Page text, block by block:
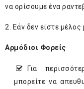
να ορίσουμε ένα
2. Εάν δεν είστε
Αρμόδιοι Φορείς
Για
μπορείτε να